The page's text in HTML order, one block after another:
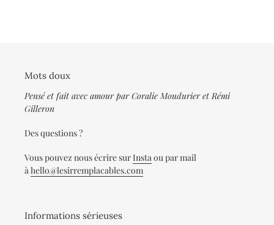
Mots doux
Pensé et fait avec amour par Coralie Moudurier et Rémi
Gilleron
Des questions ?
Vous pouvez nous écrire surInstaou par mail
àhello@lesirremplacables.com
Informations sérieuses